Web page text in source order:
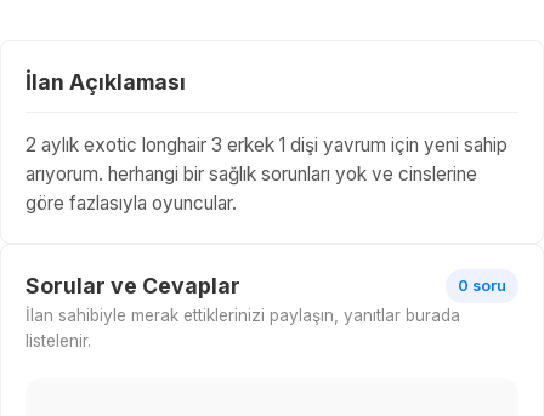
İlan Açıklaması
2 aylık exotic longhair 3 erkek 1 dişi yavrum için yeni sahip
arıyorum. herhangi bir sağlık sorunları yok ve cinslerine
göre fazlasıyla oyuncular.
Sorular ve Cevaplar 0 soru
İlan sahibiyle merak ettiklerinizi paylaşın, yanıtlar burada
listelenir.